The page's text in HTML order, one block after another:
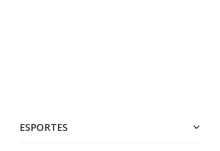
ESPORTES